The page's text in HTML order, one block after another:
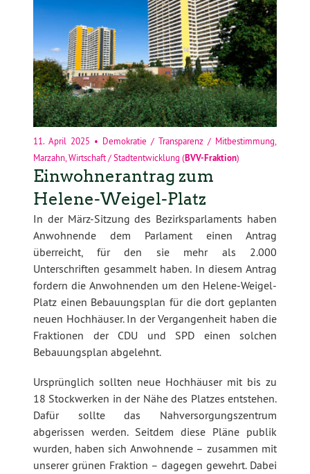
11. April 2025 • Demokratie / Transparenz / Mitbestimmung
Marzahn Wirtschaft / Stadtentwicklung (BVV-Fraktion)
Einwohnerantrag zum
Helene-Weigel-Platz
In der März-Sitzung des Bezirksparlaments haben
Anwohnende dem Parlament einen Antrag
überreicht, für den sie mehr als 2.000
Unterschriften gesammelt haben. In diesem Antrag
fordern die Anwohnenden um den Helene-Weigel-
Platz einen Bebauungsplan für die dort geplanten
neuen Hochhäuser. In der Vergangenheit haben die
Fraktionen der CDU und SPD einen solchen
Bebauungsplan abgelehnt.
Ursprünglich sollten neue Hochhäuser mit bis zu
18 Stockwerken in der Nähe des Platzes entstehen.
Dafür sollte das Nahversorgungszentrum
abgerissen werden. Seitdem diese Pläne publik
wurden, haben sich Anwohnende – zusammen mit
unserer grünen Fraktion – dagegen gewehrt. Dabei